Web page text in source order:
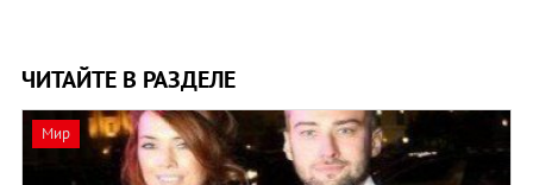
ЧИТАЙТЕ В РАЗДЕЛЕ
Мир